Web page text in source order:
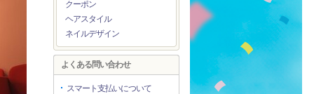
クーポン
ヘアスタイル
ネイルデザイン
よくある問い合わせ
スマート支払いについて